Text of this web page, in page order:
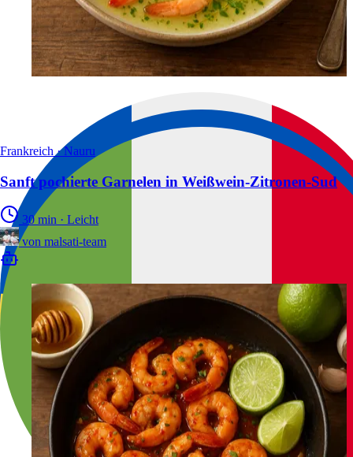
Frankreich · Nauru
Sanft pochierte Garnelen in Weißwein-Zitronen-Sud
30 min · Leicht
von malsati-team